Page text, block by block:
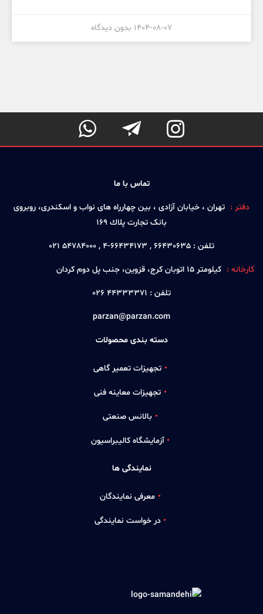
1404-08-07 بدون دیدگاه



تماس با ما
دفتر : تهران ، خيابان آزادی ، بين چهارراه های نواب و اسكندری، روبروی
بانک تجارت پلاك 169
تلفن : 66430635 , 66434173-4 , 54784000 021
کارخانه : كيلومتر 15 اتوبان كرج، قزوين، جنب پل دوم كردان
تلفن : 44333371 026
parzan@parzan.com
دسته بندی محصولات
تجهیزات تعمیر گاهی
تجهیزات معاینه فنی
بالانس صنعتی
آزمایشگاه کالیبراسیون
نمایندگی ها
معرفی نمایندگان
در خواست نمایندگی